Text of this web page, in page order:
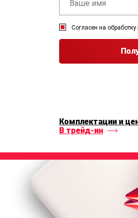
Согласен на
Комплектации и
В трейд-ин